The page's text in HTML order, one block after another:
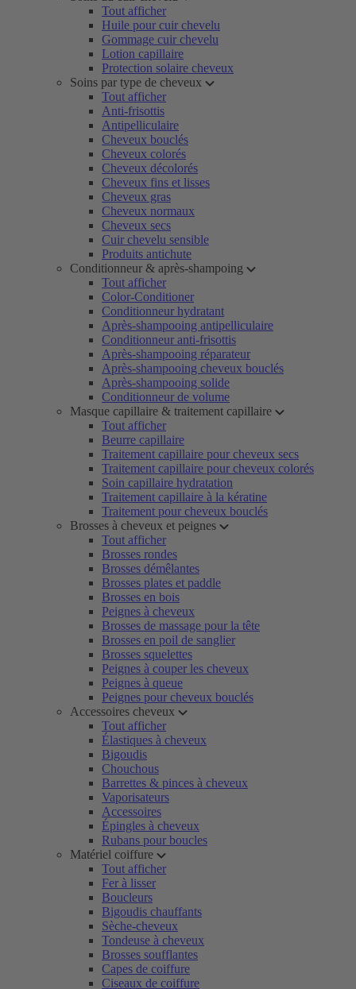
Tout afficher
Huile pour cuir chevelu
Gommage cuir chevelu
Lotion capillaire
Protection solaire cheveux
Soins par type de cheveux
Tout afficher
Anti-frisottis
Antipelliculaire
Cheveux bouclés
Cheveux colorés
Cheveux décolorés
Cheveux fins et lisses
Cheveux gras
Cheveux normaux
Cheveux secs
Cuir chevelu sensible
Produits antichute
Conditionneur & après-shampoing
Tout afficher
Color-Conditioner
Conditionneur hydratant
Après-shampooing antipelliculaire
Conditionneur anti-frisottis
Après-shampooing réparateur
Après-shampooing cheveux bouclés
Après-shampooing solide
Conditionneur de volume
Masque capillaire & traitement capillaire
Tout afficher
Beurre capillaire
Traitement capillaire pour cheveux secs
Traitement capillaire pour cheveux colorés
Soin capillaire hydratation
Traitement capillaire à la kératine
Traitement pour cheveux bouclés
Brosses à cheveux et peignes
Tout afficher
Brosses rondes
Brosses démêlantes
Brosses plates et paddle
Brosses en bois
Peignes à cheveux
Brosses de massage pour la tête
Brosses en poil de sanglier
Brosses squelettes
Peignes à couper les cheveux
Peignes à queue
Peignes pour cheveux bouclés
Accessoires cheveux
Tout afficher
Élastiques à cheveux
Bigoudis
Chouchous
Barrettes & pinces à cheveux
Vaporisateurs
Accessoires
Épingles à cheveux
Rubans pour boucles
Matériel coiffure
Tout afficher
Fer à lisser
Boucleurs
Bigoudis chauffants
Sèche-cheveux
Tondeuse à cheveux
Brosses soufflantes
Capes de coiffure
Ciseaux de coiffure